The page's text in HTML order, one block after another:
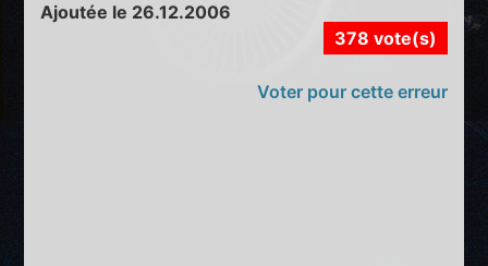
Ajoutée le 26.12.2006
378 vote(s)
Voter pour cette erreur